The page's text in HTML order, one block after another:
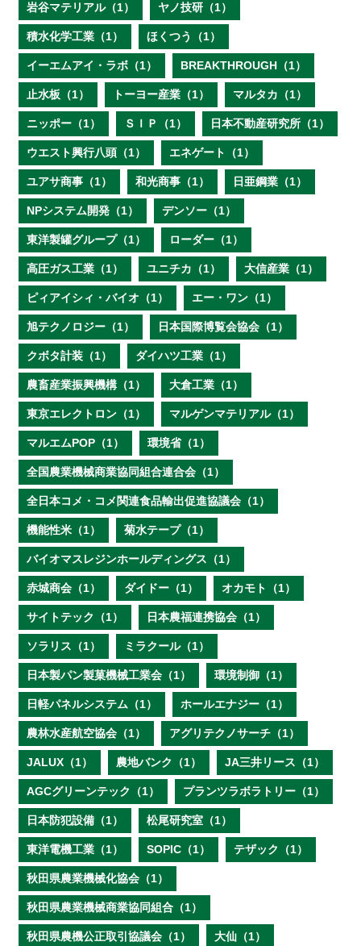
岩谷マテリアル（1） ヤノ技研（1）
積水化学工業（1） ほくつう（1）
イーエムアイ・ラボ（1） BREAKTHROUGH（1）
止水板（1） トーヨー産業（1） マルタカ（1）
ニッポー（1） ＳＩＰ（1） 日本不動産研究所（1）
ウエスト興行八頭（1） エネゲート（1）
ユアサ商事（1） 和光商事（1） 日亜鋼業（1）
NPシステム開発（1） デンソー（1）
東洋製罐グループ（1） ローダー（1）
高圧ガス工業（1） ユニチカ（1） 大信産業（1）
ピィアイシィ・バイオ（1） エー・ワン（1）
旭テクノロジー（1） 日本国際博覧会協会（1）
クボタ計装（1） ダイハツ工業（1）
農畜産業振興機構（1） 大倉工業（1）
東京エレクトロン（1） マルゲンマテリアル（1）
マルエムPOP（1） 環境省（1）
全国農業機械商業協同組合連合会（1）
全日本コメ・コメ関連食品輸出促進協議会（1）
機能性米（1） 菊水テープ（1）
バイオマスレジンホールディングス（1）
赤城商会（1） ダイドー（1） オカモト（1）
サイトテック（1） 日本農福連携協会（1）
ソラリス（1） ミラクール（1）
日本製パン製菓機械工業会（1） 環境制御（1）
日軽パネルシステム（1） ホールエナジー（1）
農林水産航空協会（1） アグリテクノサーチ（1）
JALUX（1） 農地バンク（1） JA三井リース（1）
AGCグリーンテック（1） プランツラボラトリー（1）
日本防犯設備（1） 松尾研究室（1）
東洋電機工業（1） SOPIC（1） テザック（1）
秋田県農業機械化協会（1）
秋田県農業機械商業協同組合（1）
秋田県農機公正取引協議会（1） 大仙（1）